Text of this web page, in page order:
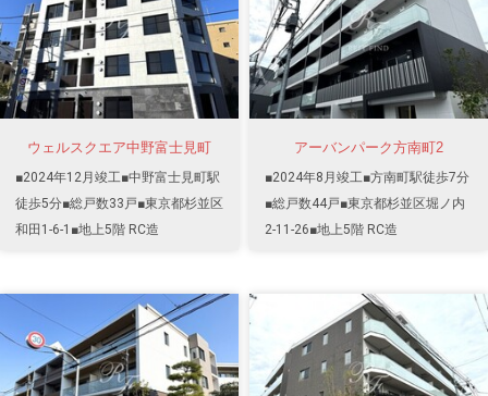
ウェルスクエア中野富士見町
■2024年12月竣工■中野富士見町駅
徒歩5分■総戸数33戸■東京都杉並区
和田1-6-1■地上5階 RC造
アーバンパーク方南町2
■2024年8月竣工■方南町駅徒歩7分
■総戸数44戸■東京都杉並区堀ノ内
2-11-26■地上5階 RC造